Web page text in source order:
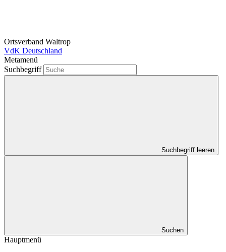
Ortsverband Waltrop
VdK Deutschland
Metamenü
Suchbegriff
Suchbegriff leeren
Suchen
Hauptmenü